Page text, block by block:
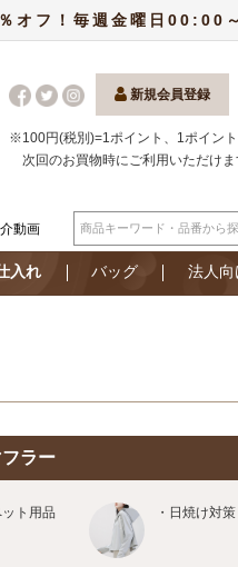
オフ！毎週金曜日00:00
新規会員登録
※100円(税別)=1ポイント、1ポイン
次回のお買物時にご利用いただけま
動画
入れ バッグ 法人
フラー
ット用品 ・日焼け対策